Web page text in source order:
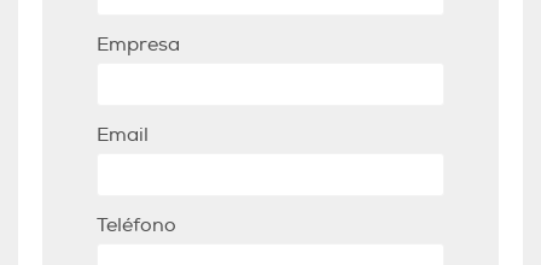
Empresa
Email
Teléfono